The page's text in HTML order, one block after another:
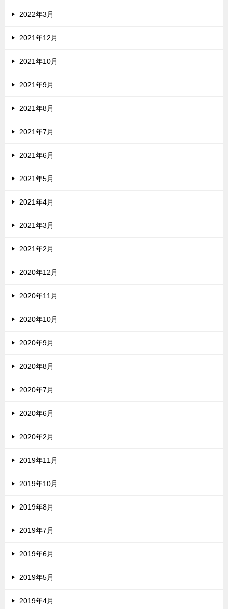
2022年3月
2021年12月
2021年10月
2021年9月
2021年8月
2021年7月
2021年6月
2021年5月
2021年4月
2021年3月
2021年2月
2020年12月
2020年11月
2020年10月
2020年9月
2020年8月
2020年7月
2020年6月
2020年2月
2019年11月
2019年10月
2019年8月
2019年7月
2019年6月
2019年5月
2019年4月